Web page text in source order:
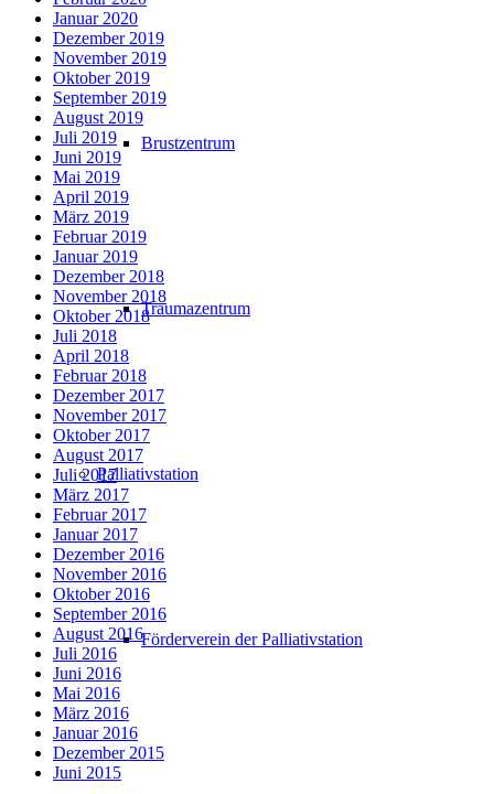
Brustzentrum
Traumazentrum
Palliativstation
Förderverein der Palliativstation
Januar 2020
Dezember 2019
November 2019
Oktober 2019
September 2019
August 2019
Juli 2019
Juni 2019
Mai 2019
April 2019
März 2019
Februar 2019
Januar 2019
Dezember 2018
November 2018
Oktober 2018
Juli 2018
April 2018
Februar 2018
Dezember 2017
November 2017
Oktober 2017
August 2017
Juli 2017
März 2017
Februar 2017
Januar 2017
Dezember 2016
November 2016
Oktober 2016
September 2016
August 2016
Juli 2016
Juni 2016
Mai 2016
März 2016
Januar 2016
Dezember 2015
Juni 2015